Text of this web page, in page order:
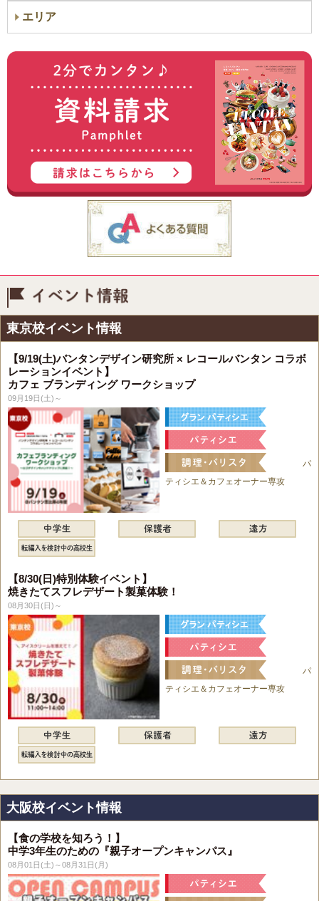
エリア
東京校イベント情報
【9/19(土)バンタンデザイン研究所 × レコールバンタン コラボ
レーションイベント】
カフェ ブランディング ワークショップ
09月19日(土)～
パ
ティシエ＆カフェオーナー専攻
【8/30(日)特別体験イベント】
焼きたてスフレデザート製菓体験！
08月30日(日)～
パ
ティシエ＆カフェオーナー専攻
大阪校イベント情報
【食の学校を知ろう！】
中学3年生のための『親子オープンキャンパス』
08月01日(土)～08月31日(月)